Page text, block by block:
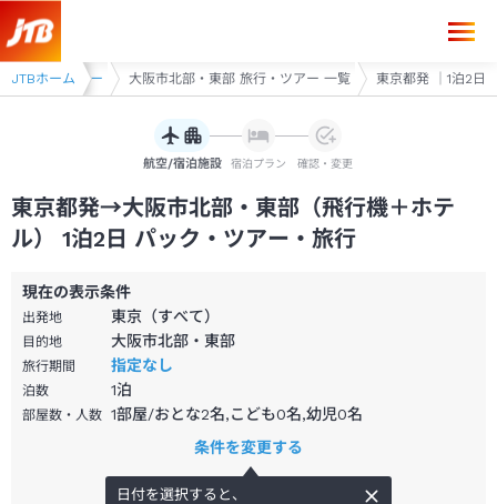
JTBホーム
阪 旅行・ツアー 大阪市北部・東部 旅行・ツアー 一覧 東京都発 ｜1泊2日
航空/宿泊施設 宿泊プラン 確認・変更
東京都発→大阪市北部・東部（飛行機＋ホテ
ル） 1泊2日 パック・ツアー・旅行
現在の表示条件
出発地 東京（すべて）
目的地 大阪市北部・東部
旅行期間 指定なし
泊数 1泊
部屋数・人数 1部屋/おとな2名,こども0名,幼児0名
条件を変更する
日付を選択すると、